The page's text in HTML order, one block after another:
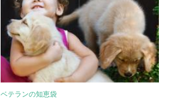
ベテランの知恵袋